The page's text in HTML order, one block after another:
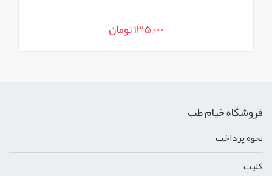
135,000 تومان
فروشگاه خیام طب
نحوه پرداخت
کليپ